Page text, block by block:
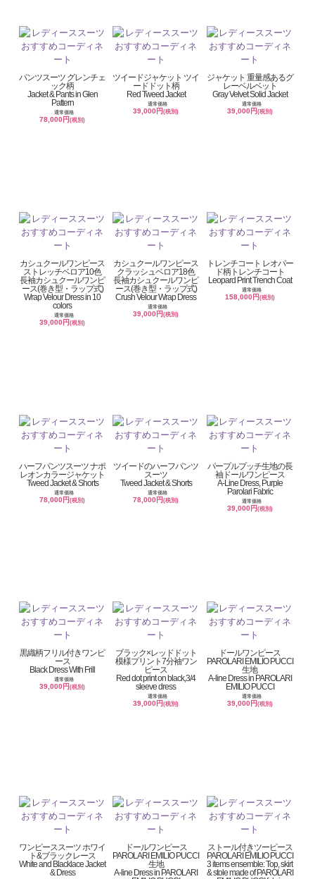
パンツスーツ グレンチェ
ック柄
Jacket & Pants in Glen
Pattern
通常価格
78,000円(税別)
ツイードジャケット ツイ
ードドット柄
Red Tweed Jacket
通常価格
39,000円(税別)
ジャケット 重量感あるグ
レーベルベット
Gray Velvet Solid Jacket
通常価格
39,000円 (税別)
カシュクールワンピース
ストレッチベロア10色
長袖カシュクールワンピ
ース(巻き型・ラップ式)
Wrap Velour Dress in 10
colors
通常価格
39,000円(税別)
カシュクールワンピース
クラッシュベロア18色
長袖カシュクールワンピ
ース(巻き型・ラップ式)
Crush Velour Wrap Dress
通常価格
39,000円(税別)
トレンチコート レオパー
ド柄トレンチコート
Leopard Print Trench Coat
通常価格
158,000円 (税別)
ハーフパンツスーツ ナポ
レオンカラージャケット
Tweed Jacket & Shorts
通常価格
78,000円(税別)
ツイードのハーフパンツ
スーツ
Tweed Jacket & Shorts
通常価格
78,000円(税別)
パープルプッチ生地の長
袖ドールワンピース
A-Line Dress, Purple
Parolari Fabric
通常価格
39,000円 (税別)
黒織柄フリル付きワンピ
ース
Black Dress With Frill
通常価格
39,000円(税別)
ブラック×レッドドット
模様プリント7分袖ワン
ピース
Red dot print on black,3/4
sleeve dress
通常価格
39,000円(税別)
ドールワンピース
PAROLARI EMILIO PUCCI
生地
A-line Dress in PAROLARI
EMILIO PUCCI
通常価格
39,000円 (税別)
ワンピーススーツ ホワイ
ト&ブラックレース
White and Blacklace Jacket
& Dress
ドールワンピース
PAROLARI EMILIO PUCCI
生地
A-line Dress in PAROLARI
ストール付きツーピース
PAROLARI EMILIO PUCCI
3 items ensemble: Top, skirt
& stole made of PAROLARI